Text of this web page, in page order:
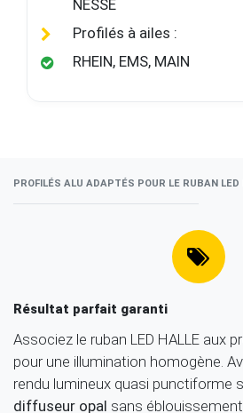
Profilés à ailes :
RHEIN, EMS, MAIN
Associez le ruban LED HALLE aux
pour une illumination homogène.
rendu lumineux quasi punctiforme
diffuseur opalsans